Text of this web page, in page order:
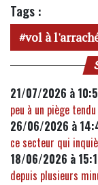
Tags :
vol à
21/07/2026 à
peu à un piège
26/06/2026 à
ce secteur qui
18/06/2026 à
depuis plusieurs